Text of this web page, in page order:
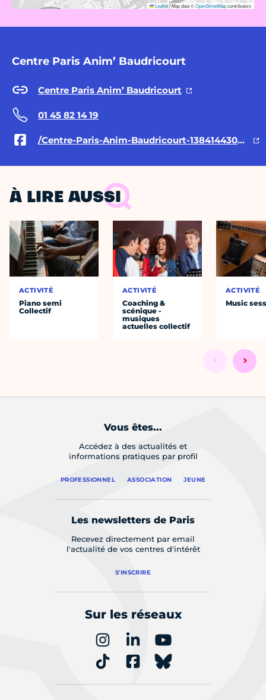
Leaflet|Map data ©OpenStreetMapcontributors
Centre Paris Anim’ Baudricourt
Centre Paris Anim’ Baudricourt
01 45 82 14 19
/Centre-Paris-Anim-Baudricourt-1384144308336964/
À LIRE AUSSI
ACTIVITÉ
Piano semi
Collectif
ACTIVITÉ
Coaching &
scénique -
musiques
actuelles collectif
ACTIVITÉ
Music
Vous êtes...
Accédez à des actualités et
informations pratiques par profil
PROFESSIONNEL ASSOCIATION JEUNE
Les newsletters de Paris
Recevez directement par email
l'actualité de vos centres d'intérêt
S'INSCRIRE
Sur les réseaux